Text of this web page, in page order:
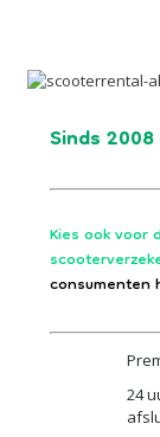
Sinds
Kies ook voor
consumenten
24